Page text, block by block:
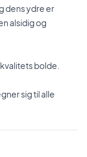
dens ydre er
alsidig og
bolde.
sig til alle